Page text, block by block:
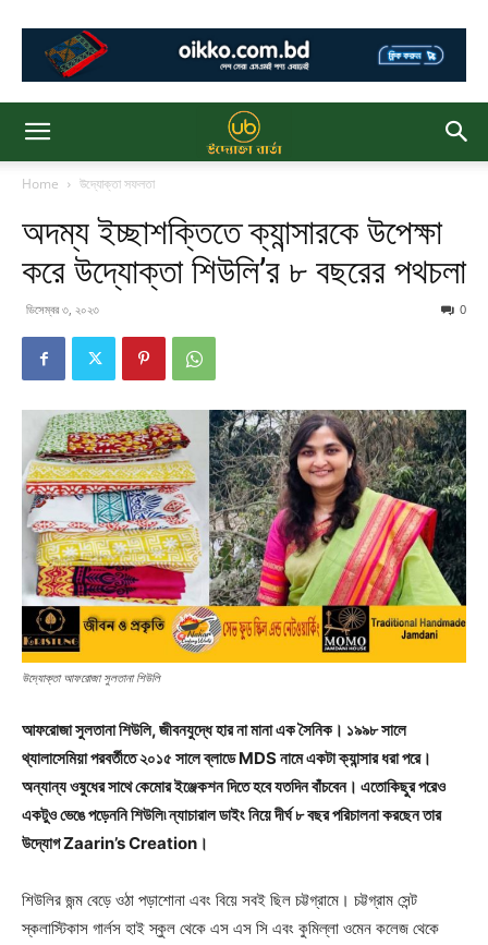
Home উদ্যোক্তা সফলতা
অদম্য ইচ্ছাশক্তিতে ক্যান্সারকে উপেক্ষা
করে উদ্যোক্তা শিউলি’র ৮ বছরের পথচলা
ডিসেম্বর ৩, ২০২৩ 0
উদ্যোক্তা আফরোজা সুলতানা শিউলি
আফরোজা সুলতানা শিউলি, জীবনযুদ্ধে হার না মানা এক সৈনিক। ১৯৯৮ সালে
থ্যালাসেমিয়া পরবর্তীতে ২০১৫ সালে ব্লাডে MDS নামে একটা ক্যান্সার ধরা পরে।
অন্যান্য ওষুধের সাথে কেমোর ইঞ্জেকশন দিতে হবে যতদিন বাঁচবেন। এতোকিছুর পরেও
একটুও ভেঙে পড়েননি শিউলি৷ ন্যাচারাল ডাইং নিয়ে দীর্ঘ ৮ বছর পরিচালনা করছেন তার
উদ্যোগ Zaarin’s Creation।
শিউলির জন্ম বেড়ে ওঠা পড়াশোনা এবং বিয়ে সবই ছিল চট্টগ্রামে। চট্টগ্রাম সেন্ট
স্কলাস্টিকাস গার্লস হাই স্কুল থেকে এস এস সি এবং কুমিল্লা ওমেন কলেজ থেকে